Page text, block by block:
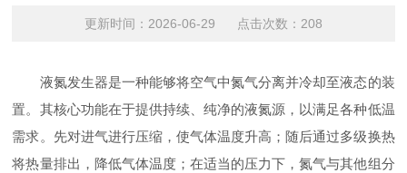
更新时间：2026-06-29 点击次数：208
液氮发生器是一种能够将空气中氮气分离并冷却至液态的装
置。其核心功能在于提供持续、纯净的液氮源，以满足各种低温
需求。先对进气进行压缩，使气体温度升高；随后通过多级换热
将热量排出，降低气体温度；在适当的压力下，氮气与其他组分